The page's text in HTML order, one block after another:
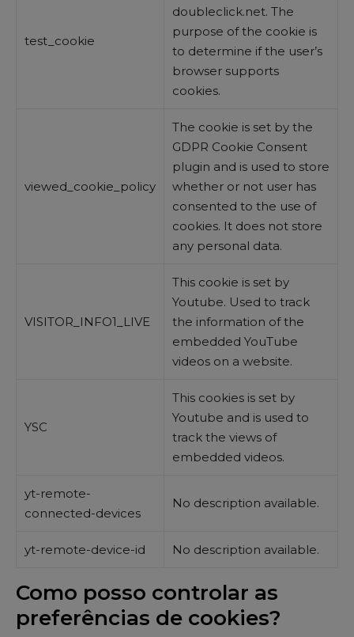
test_cookie
doubleclick.net. The
purpose of the cookie is
to determine if the user’s
browser supports
cookies.
viewed_cookie_policy
The cookie is set by the
GDPR Cookie Consent
plugin and is used to store
whether or not user has
consented to the use of
cookies. It does not store
any personal data.
VISITOR_INFO1_LIVE
This cookie is set by
Youtube. Used to track
the information of the
embedded YouTube
videos on a website.
YSC
This cookies is set by
Youtube and is used to
track the views of
embedded videos.
yt-remote-
connected-devices
No description available.
yt-remote-device-id No description available.
Como posso controlar as
preferências de cookies?